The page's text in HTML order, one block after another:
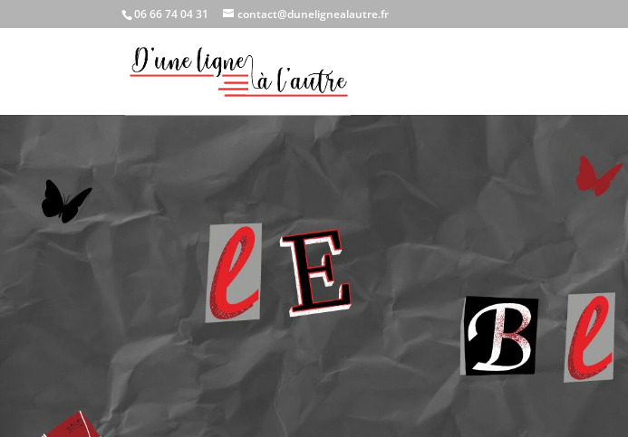
06 66 74 04 31 contact@dunelignealautre.fr